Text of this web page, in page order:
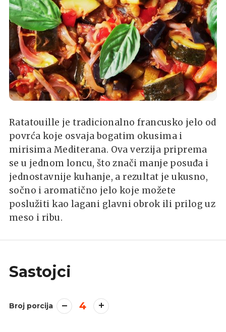
Ratatouille je tradicionalno francusko jelo od
povrća koje osvaja bogatim okusima i
mirisima Mediterana. Ova verzija priprema
se u jednom loncu, što znači manje posuđa i
jednostavnije kuhanje, a rezultat je ukusno,
sočno i aromatično jelo koje možete
poslužiti kao lagani glavni obrok ili prilog uz
meso i ribu.
Sastojci
Broj porcija 4